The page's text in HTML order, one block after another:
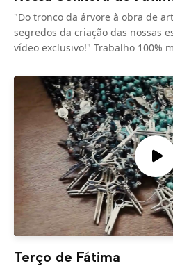
"Do tronco da árvore à obra de
segredos da criação das nossas
vídeo exclusivo!" Trabalho 100%
Terço de Fátima